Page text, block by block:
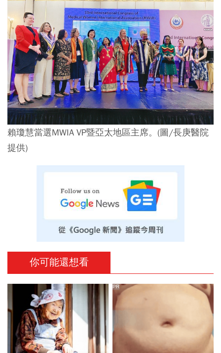
賴瓊慧當選MWIA VP暨亞太地區主席。(圖/長庚醫院
提供)
你可能還想看
PR